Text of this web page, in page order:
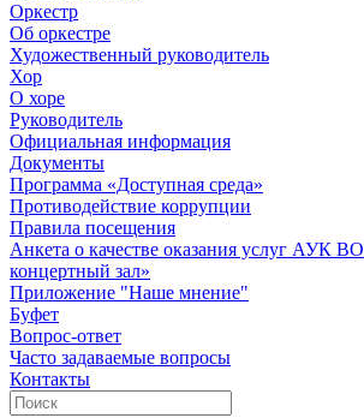
Оркестр
Об оркестре
Художественный руководитель
Хор
О хоре
Руководитель
Официальная информация
Документы
Программа «Доступная среда»
Противодействие коррупции
Правила посещения
Анкета о качестве оказания услуг АУК
концертный зал»
Приложение "Наше мнение"
Буфет
Вопрос-ответ
Часто задаваемые вопросы
Контакты